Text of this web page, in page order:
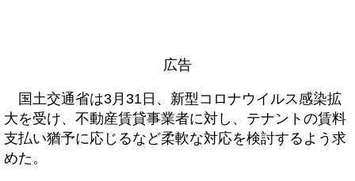
広告
国土交通省は3月31日、新型コロナウイルス感染拡
大を受け、不動産賃貸事業者に対し、テナントの賃料
支払い猶予に応じるなど柔軟な対応を検討するよう求
めた。